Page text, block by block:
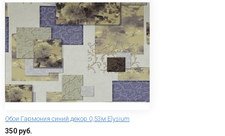
Обои Гармония синий декор 0,53м Elysium
350 руб.